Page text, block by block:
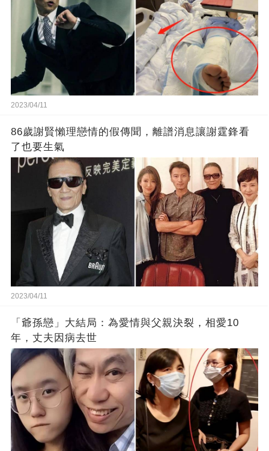
2023/04/11
86歲謝賢懶理戀情的假傳聞，離譜消息讓謝霆鋒看
了也要生氣
2023/04/11
「爺孫戀」大結局：為愛情與父親決裂，相愛10
年，丈夫因病去世